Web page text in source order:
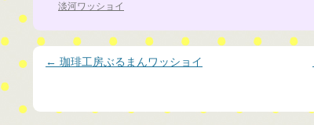
淡河ワッショイ
投稿ナビゲーション
← 珈琲工房ぶるまんワッショイ